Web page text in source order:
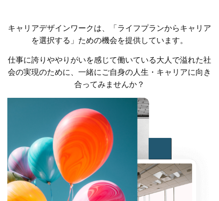
キャリアデザインワークは、「ライフプランからキャリア
を選択する」ための機会を提供しています。
仕事に誇りややりがいを感じて働いている大人で溢れた社
会の実現のために、一緒にご自身の人生・キャリアに向き
合ってみませんか？